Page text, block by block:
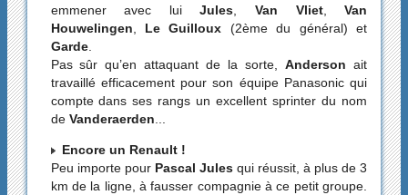
emmener avec luiJules Van Vliet,Van
Houwelingen
Le Guilloux (2ème du général) et
Garde.
Pas sûr qu’en attaquant de la sorte,Anderson ait
travaillé efficacement pour son équipe Panasonic qui
compte dans ses rangs un excellent sprinter du nom
de Vanderaerden
Encore un Renault !
Peu importe pour Pascal Julesqui réussit, à plus de 3
km de la ligne, à fausser compagnie à ce petit groupe.